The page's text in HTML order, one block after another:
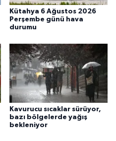
Kütahya 6 Ağustos 2026
Perşembe günü hava
durumu
Kavurucu sıcaklar sürüyor,
bazı bölgelerde yağış
bekleniyor